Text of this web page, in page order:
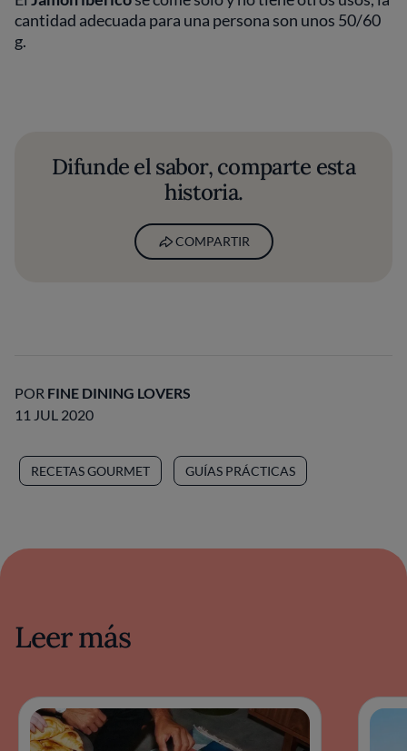
cantidad adecuada para una persona son unos 50/60
g.
Difunde el sabor, comparte esta
historia.
COMPARTIR
POR FINE DINING LOVERS
11 JUL 2020
RECETAS GOURMET GUÍAS PRÁCTICAS
Leer más